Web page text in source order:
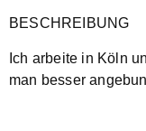
BESCHREIBUNG
Ich arbeite in Köln
man besser